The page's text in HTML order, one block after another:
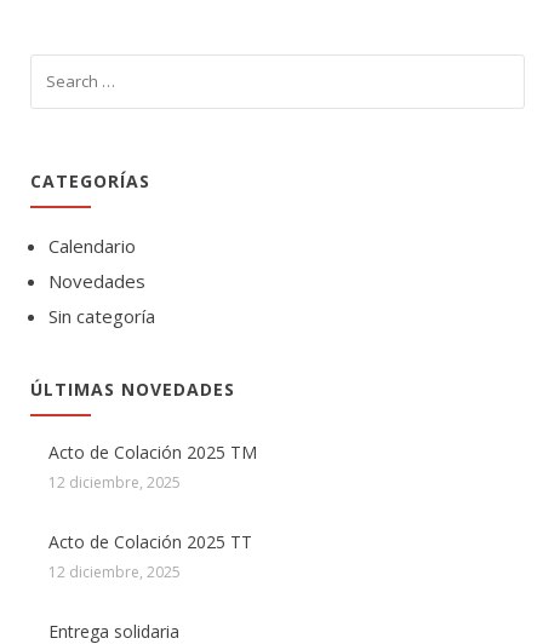
CATEGORÍAS
Calendario
Novedades
Sin categoría
ÚLTIMAS NOVEDADES
Acto de Colación 2025 TM
12 diciembre, 2025
Acto de Colación 2025 TT
12 diciembre, 2025
Entrega solidaria